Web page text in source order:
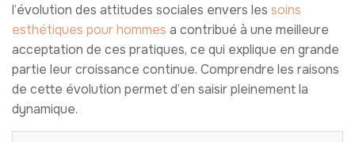
l’évolution des attitudes sociales envers les soins
esthétiques pour hommes a contribué à une meilleure
acceptation de ces pratiques, ce qui explique en grande
partie leur croissance continue. Comprendre les raisons
de cette évolution permet d’en saisir pleinement la
dynamique.